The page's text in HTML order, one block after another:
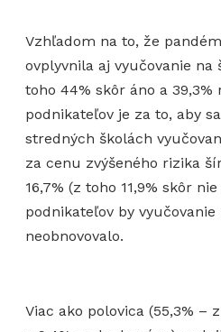
Vzhľadom na to, že
ovplyvnila aj vyučovanie na
toho 44% skôr áno a 39,3%
podnikateľov je za to, aby
stredných školách
za cenu zvýšeného rizika
16,7% (z toho 11,9% skôr
podnikateľov by vyučovanie
neobnovovalo.
Viac ako polovica (55,3% –